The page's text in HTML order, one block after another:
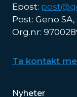
Epost:
Post: Geno
Org.nr:
Ta kontakt
Lenker
Nyheter